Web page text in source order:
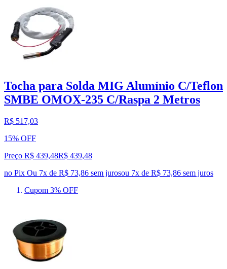
Tocha para Solda MIG Alumínio C/Teflon
SMBE OMOX-235 C/Raspa 2 Metros
R$ 517,03
15% OFF
Preço R$ 439,48R$ 439,48
no Pix Ou 7x de R$ 73,86 sem jurosou 7x de R$ 73,86 sem juros
Cupom 3% OFF